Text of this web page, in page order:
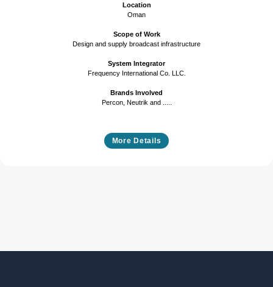
Location
Oman
Scope of Work
Design and supply broadcast infrastructure
System Integrator
Frequency International Co. LLC.
Brands Involved
Percon, Neutrik and .....
More Details